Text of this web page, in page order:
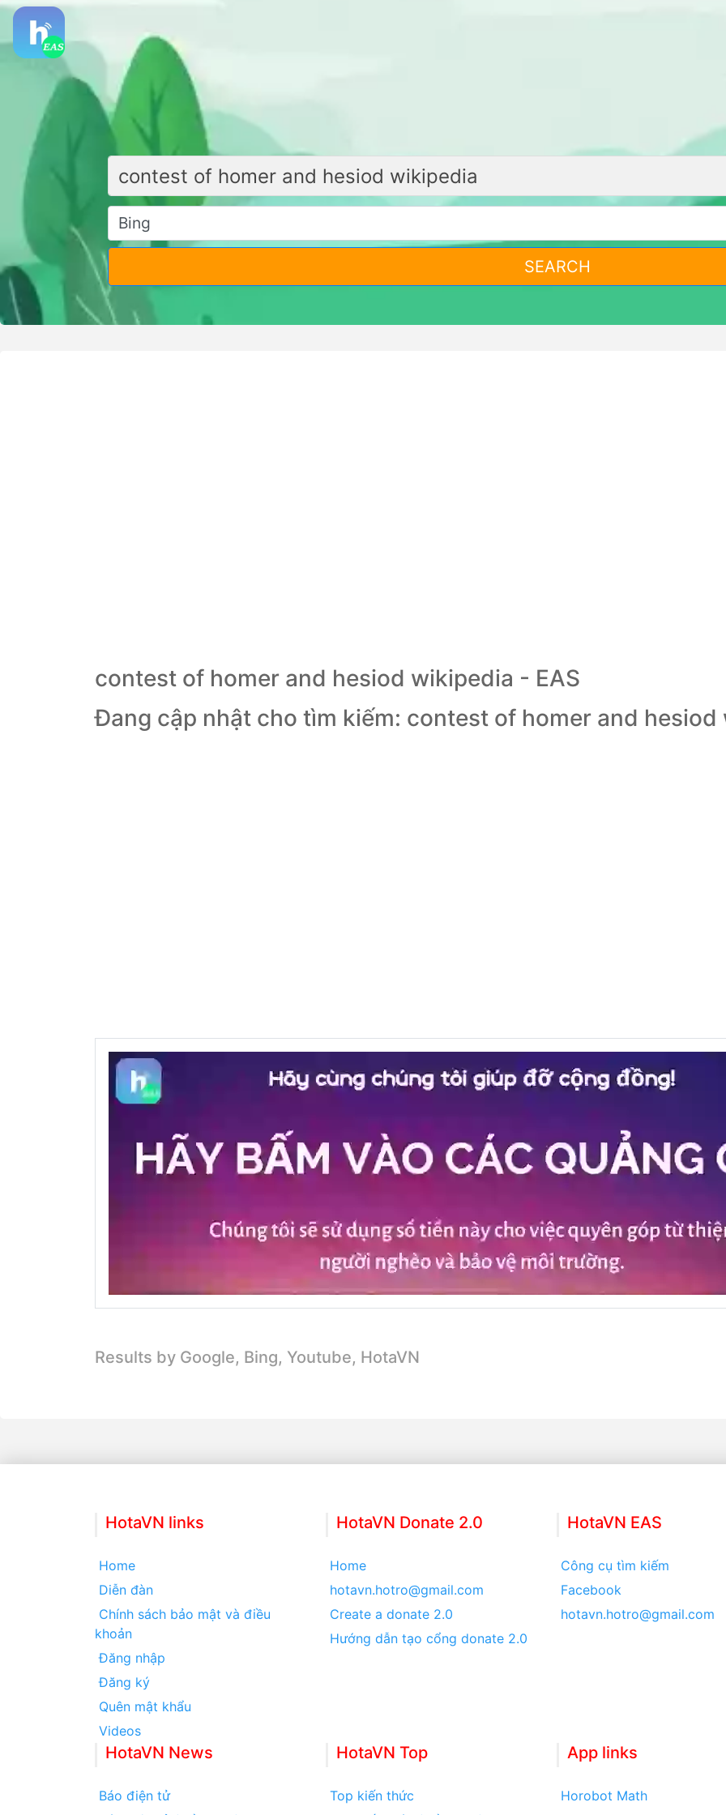
SEARCH
contest of homer and hesiod wikipedia - EAS
Đang cập nhật cho tìm kiếm: contest of homer and hesiod
Results by Google, Bing, Youtube, HotaVN
HotaVN links
Home
Diễn đàn
Chính sách bảo mật và điều
khoản
Đăng nhập
Đăng ký
Quên mật khẩu
Videos
HotaVN Donate 2.0
Home
hotavn.hotro@gmail.com
Create a donate 2.0
Hướng dẫn tạo cổng donate 2.0
HotaVN EAS
Công cụ tìm kiếm
Facebook
hotavn.hotro@gmail.com
HotaVN News
Báo điện tử
HotaVN Top
Top kiến thức
App links
Horobot Math